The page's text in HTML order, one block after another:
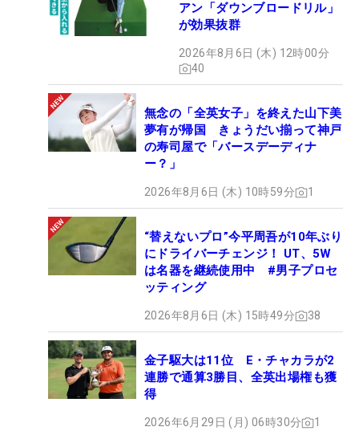
アン「ダウンブロードリル」
が効果抜群
2026年8月6日 (木) 12時00分
40
無念の「全英女子」を終えた山下美
夢有が帰国 きょうだい揃って神戸
の寿司屋で「バースデーディナ
ー？」
2026年8月6日 (木) 10時59分 1
“替えないプロ”今平周吾が10年ぶり
にドライバーチェンジ！ UT、5W
は名器を継続使用中 #男子プロセ
ッティング
2026年8月6日 (木) 15時49分 38
金子駆大は11位 E・チャカラが2
連勝で通算3勝目、全英出場権も獲
得
2026年6月29日 (月) 06時30分 1